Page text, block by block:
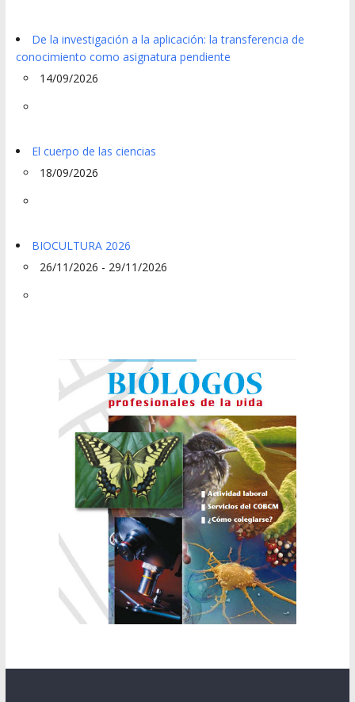
De la investigación a la aplicación: la transferencia de
conocimiento como asignatura pendiente
14/09/2026
El cuerpo de las ciencias
18/09/2026
BIOCULTURA 2026
26/11/2026 - 29/11/2026